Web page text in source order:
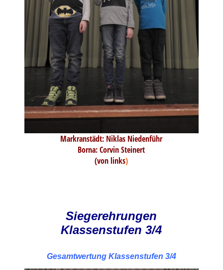
Markranstädt: Niklas Niedenführ
Borna: Corvin Steinert
(von links)
Siegerehrungen
Klassenstufen 3/4
Gesamtwertung Klassenstufen 3/4